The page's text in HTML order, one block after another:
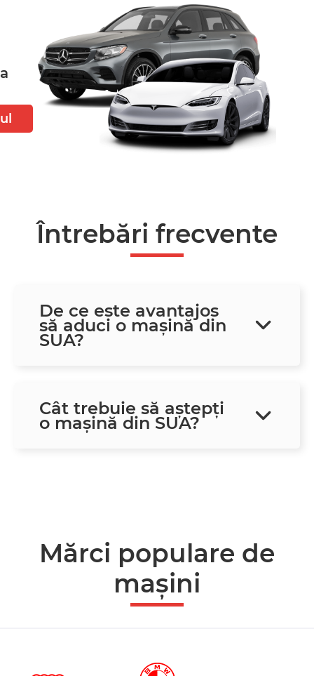
Întrebări frecvente
De ce este avantajos
să aduci o mașină din
SUA?
Cât trebuie să aștepți
o mașină din SUA?
Mărci populare de
mașini